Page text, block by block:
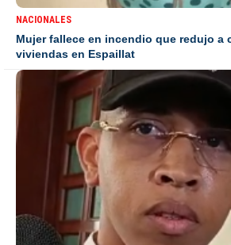
NACIONALES
Mujer fallece en incendio que redujo a
viviendas en Espaillat